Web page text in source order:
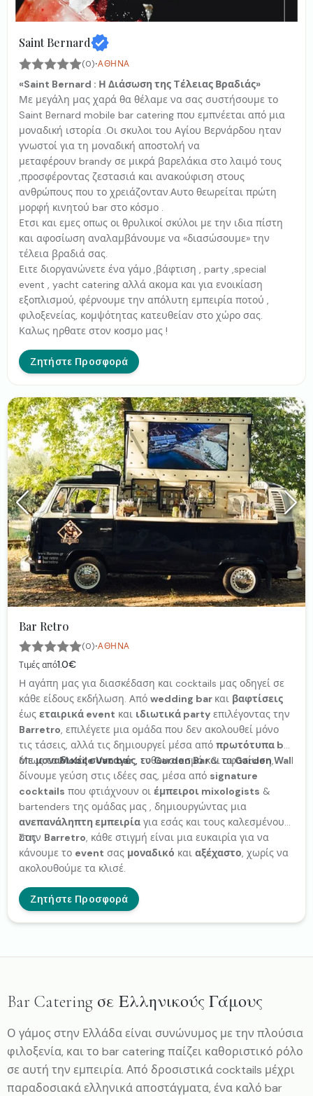
Saint Bernard
(0)·ΑΘΉΝΑ
«Saint Bernard : Η Διάσωση της Tέλειας Βραδιάς»
Με μεγάλη μας χαρά θα θέλαμε να σας συστήσουμε το
Saint Bernard mobile bar catering που εμπνέεται από μια
μοναδική ιστορία .Οι σκυλοι του Αγίου Βερνάρδου ηταν
γνωστοί για τη μοναδική αποστολή να
μεταφέρουν brandy σε μικρά βαρελάκια στο λαιμό τους
,προσφέροντας ζεστασιά και ανακούφιση στους
ανθρώπους που το χρειάζονταν.Αυτο θεωρείται πρώτη
μορφή κινητού bar στο κόσμο .
Ετσι και εμες οπως οι θρυλικοί σκύλοι με την ιδια πίστη
και αφοσίωση αναλαμβάνουμε να «διασώσουμε» την
τέλεια βραδιά σας.
Ειτε διοργανώνετε ένα γάμο ,βάφτιση , party ,special
event , yacht catering αλλά ακομα και για ενοικίαση
εξοπλισμού, φέρνουμε την απόλυτη εμπειρία ποτού ,
φιλοξενείας, κομψότητας κατευθείαν στο χώρο σας.
Καλως ηρθατε στον κοσμο μας !
Ζητήστε Προσφορά
Bar Retro
(0)·ΑΘΉΝΑ
Τιμές από1.0€
Η αγάπη μας για διασκέδαση και cocktails μας οδηγεί σε
κάθε είδους εκδήλωση. Από wedding bar και βαφτίσεις
έως εταιρικά event και ιδιωτικά party επιλέγοντας την
Barretro , επιλέγετε μια ομάδα που δεν ακολουθεί μόνο
τις τάσεις, αλλά τις δημιουργεί μέσα από πρωτότυπα bar
όπως τοMobile Van bar, τοGarden Bar& τοGarden Wall
.
Μεμοναδικές συνταγές , ενθουσιασμό και αφοσίωση,
δίνουμε γεύση στις ιδέες σας, μέσα από signature
cocktails που φτιάχνουν οι έμπειροι mixologists &
bartenders της ομάδας μας , δημιουργώντας μια
ανεπανάληπτη εμπειρία για εσάς και τους καλεσμένους
σας.
Στην Barretro , κάθε στιγμή είναι μια ευκαιρία για να
κάνουμε το event σας μοναδικό και αξέχαστο , χωρίς να
ακολουθούμε τα κλισέ.
Ζητήστε Προσφορά
Bar Catering σε Ελληνικούς Γάμους
Ο γάμος στην Ελλάδα είναι συνώνυμος με την πλούσια
φιλοξενία, και το bar catering παίζει καθοριστικό ρόλο
σε αυτή την εμπειρία. Από δροσιστικά cocktails μέχρι
παραδοσιακά ελληνικά αποστάγματα, ένα καλό bar